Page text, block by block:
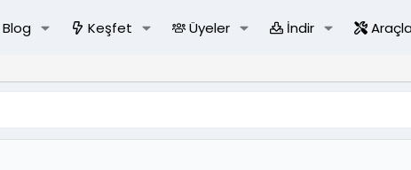
Blog Keşfet Üyeler İndir